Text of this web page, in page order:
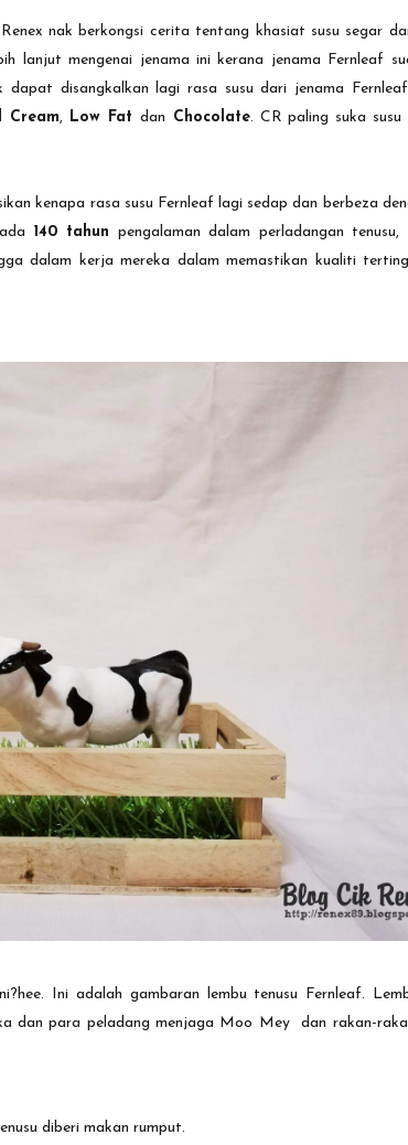
nak berkongsi cerita tentang khasiat susu segar
lanjut mengenai jenama ini kerana jenama Fernleaf
disangkalkan lagi rasa susu dari jenama Fernleaf
Cream, Low Fat dan Chocolate. CR paling suka susu
kenapa rasa susu Fernleaf lagi sedap dan berbeza
140 tahun pengalaman dalam perladangan tenusu,
dalam kerja mereka dalam memastikan kualiti
Ini adalah gambaran lembu tenusu Fernleaf.
dan para peladang menjaga Moo Mey dan rakan-
diberi makan rumput.